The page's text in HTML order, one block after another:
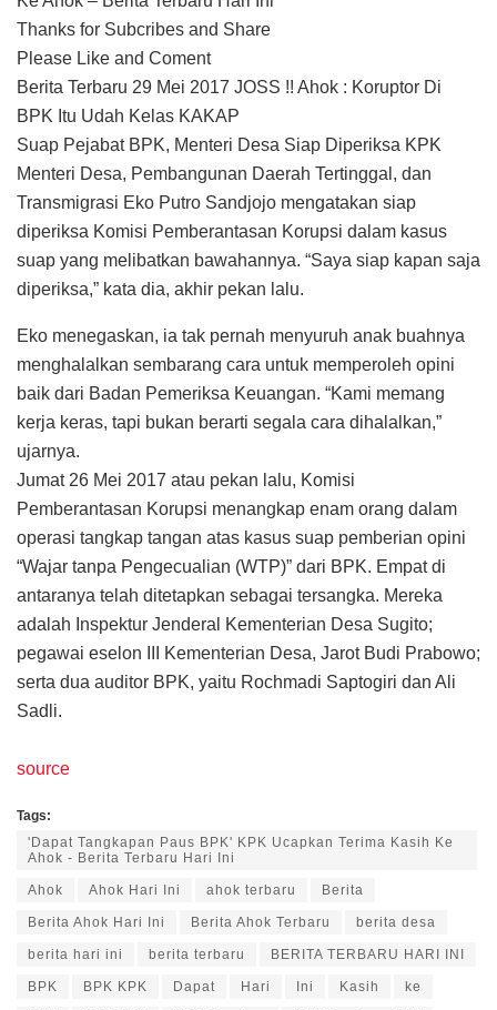
Thanks for Subcribes and Share
Please Like and Coment
Berita Terbaru 29 Mei 2017 JOSS !! Ahok : Koruptor Di
BPK Itu Udah Kelas KAKAP
Suap Pejabat BPK, Menteri Desa Siap Diperiksa KPK
Menteri Desa, Pembangunan Daerah Tertinggal, dan
Transmigrasi Eko Putro Sandjojo mengatakan siap
diperiksa Komisi Pemberantasan Korupsi dalam kasus
suap yang melibatkan bawahannya. “Saya siap kapan saja
diperiksa,” kata dia, akhir pekan lalu.
Eko menegaskan, ia tak pernah menyuruh anak buahnya
menghalalkan sembarang cara untuk memperoleh opini
baik dari Badan Pemeriksa Keuangan. “Kami memang
kerja keras, tapi bukan berarti segala cara dihalalkan,”
ujarnya.
Jumat 26 Mei 2017 atau pekan lalu, Komisi
Pemberantasan Korupsi menangkap enam orang dalam
operasi tangkap tangan atas kasus suap pemberian opini
“Wajar tanpa Pengecualian (WTP)” dari BPK. Empat di
antaranya telah ditetapkan sebagai tersangka. Mereka
adalah Inspektur Jenderal Kementerian Desa Sugito;
pegawai eselon III Kementerian Desa, Jarot Budi Prabowo;
serta dua auditor BPK, yaitu Rochmadi Saptogiri dan Ali
Sadli.
source
Tags:
'Dapat Tangkapan Paus BPK' KPK Ucapkan Terima Kasih Ke
Ahok - Berita Terbaru Hari Ini
Ahok Ahok Hari Ini ahok terbaru Berita
Berita Ahok Hari Ini Berita Ahok Terbaru berita desa
berita hari ini berita terbaru BERITA TERBARU HARI INI
BPK BPK KPK Dapat Hari Ini Kasih ke